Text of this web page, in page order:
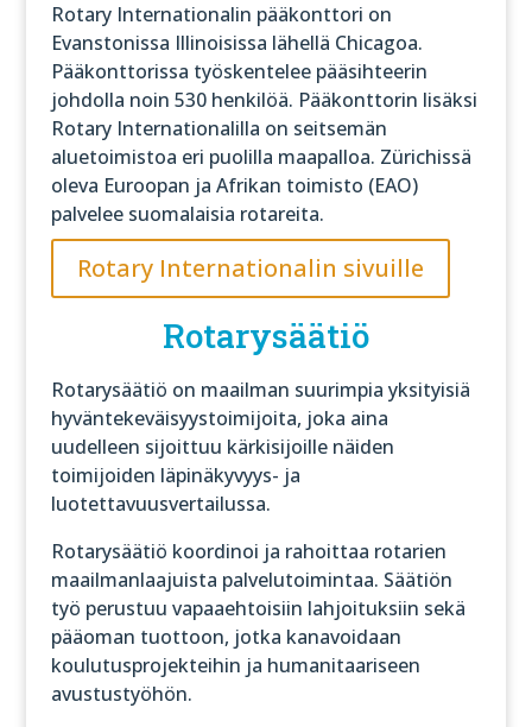
Rotary Internationalin pääkonttori on
Evanstonissa Illinoisissa lähellä Chicagoa.
Pääkonttorissa työskentelee pääsihteerin
johdolla noin 530 henkilöä. Pääkonttorin lisäksi
Rotary Internationalilla on seitsemän
aluetoimistoa eri puolilla maapalloa. Zürichissä
oleva Euroopan ja Afrikan toimisto (EAO)
palvelee suomalaisia rotareita.
Rotary Internationalin sivuille
Rotarysäätiö
Rotarysäätiö on maailman suurimpia yksityisiä
hyväntekeväisyystoimijoita, joka aina
uudelleen sijoittuu kärkisijoille näiden
toimijoiden läpinäkyvyys- ja
luotettavuusvertailussa.
Rotarysäätiö koordinoi ja rahoittaa rotarien
maailmanlaajuista palvelutoimintaa. Säätiön
työ perustuu vapaaehtoisiin lahjoituksiin sekä
pääoman tuottoon, jotka kanavoidaan
koulutusprojekteihin ja humanitaariseen
avustustyöhön.